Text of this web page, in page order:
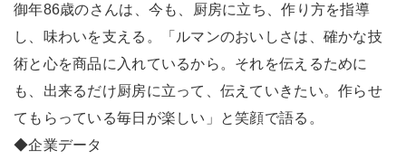
御年86歳のさんは、今も、厨房に立ち、作り方を指導
し、味わいを支える。「ルマンのおいしさは、確かな技
術と心を商品に入れているから。それを伝えるために
も、出来るだけ厨房に立って、伝えていきたい。作らせ
てもらっている毎日が楽しい」と笑顔で語る。
◆企業データ